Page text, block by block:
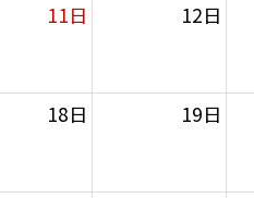
11日 12日
18日 19日